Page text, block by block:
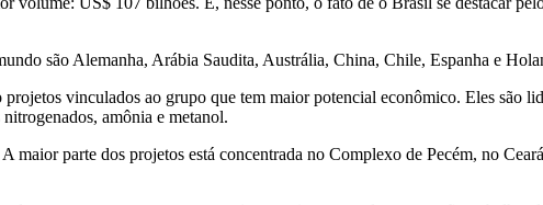
são Alemanha, Arábia Saudita, Austrália, China, Chile, Espanha e
vinculados ao grupo que tem maior potencial econômico. Eles são
amônia e metanol.
parte dos projetos está concentrada no Complexo de Pecém, no